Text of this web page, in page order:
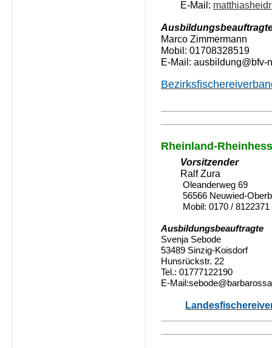
E-Mail:
Marco Zimmermann
Mobil: 01708328519
E-Mail: ausbildung@bfv-
Rheinland-
Vorsitzender
Ralf Zura
Oleanderweg 69
56566 Neuwied-
Mobil: 0170 / 8122371
Ausbildungsbeauftragte
Svenja Sebode
53489 Sinzig-Koisdorf
Hunsrückstr. 22
Tel.: 01777122190
E-